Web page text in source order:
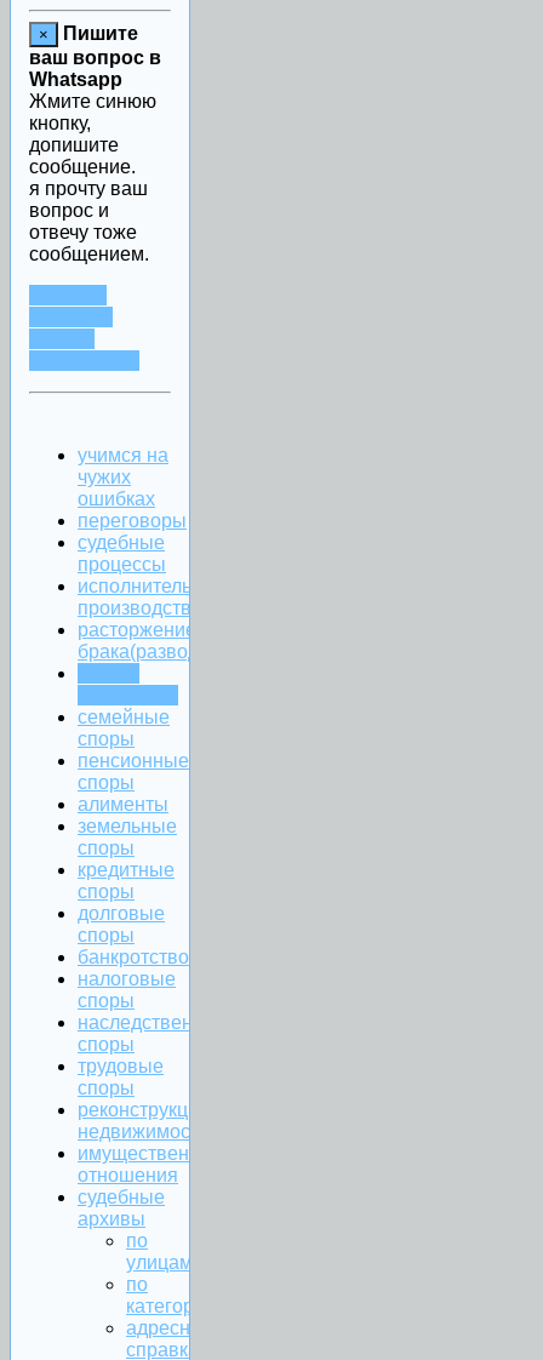
×
Пишите
ваш вопрос в
Whatsapp
Жмите синюю
кнопку,
допишите
сообщение.
я прочту ваш
вопрос и
отвечу тоже
сообщением.
учимся на
чужих
ошибках
переговоры
судебные
процессы
исполнительное
производство
расторжение
брака(развод)
семейные
споры
пенсионные
споры
алименты
земельные
споры
кредитные
споры
долговые
споры
банкротство
налоговые
споры
наследственные
споры
трудовые
споры
реконструкция
недвижимости
имущественные
отношения
судебные
архивы
по
улицам
по
категориям
адресная
справка